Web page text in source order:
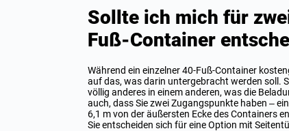
Sollte ich mich für
Fuß-Container
Während ein einzelner 40-Fuß-Container
auf das, was darin untergebracht werden soll.
völlig anderes in einem anderen, was die
auch, dass Sie zwei Zugangspunkte haben –
6,1 m von der äußersten Ecke des Containers
Sie entscheiden sich für eine Option mit